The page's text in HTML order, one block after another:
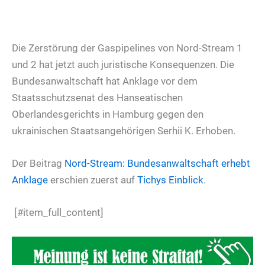
Die Zerstörung der Gaspipelines von Nord-Stream 1
und 2 hat jetzt auch juristische Konsequenzen. Die
Bundesanwaltschaft hat Anklage vor dem
Staatsschutzsenat des Hanseatischen
Oberlandesgerichts in Hamburg gegen den
ukrainischen Staatsangehörigen Serhii K. Erhoben.
Der Beitrag Nord-Stream: Bundesanwaltschaft erhebt
Anklage erschien zuerst auf Tichys Einblick.
[#item_full_content]